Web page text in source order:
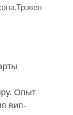
Опыт
вип-